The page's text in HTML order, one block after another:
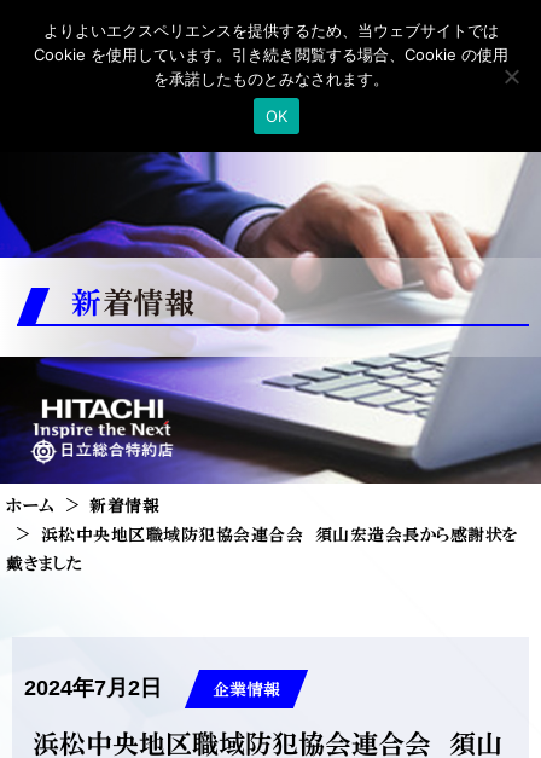
新着情報
ホーム
新着情報
浜松中央地区職域防犯協会連合会 須山宏造会長から感謝状を
戴きました
2024年7月2日 企業情報
浜松中央地区職域防犯協会連合会 須山
よりよいエクスペリエンスを提供するため、当ウェブサイトでは
Cookie を使用しています。引き続き閲覧する場合、Cookie の使用
を承諾したものとみなされます。
OK